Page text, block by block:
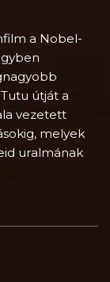
a Nobel-
útját a
vezetett
melyek
uralmának